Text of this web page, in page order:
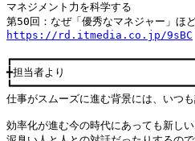
マネジメント力を科学する
https://rd.itmedia.co.jp/9sBC
╋担当者より
仕事がスムーズに進む背景には、いつ
効率化が進む今の時代にあっても新し